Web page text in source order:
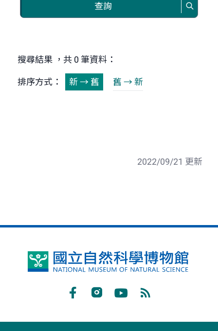
查詢
搜尋結果 ，共 0 筆資料：
排序方式： 新 → 舊 舊 → 新
2022/09/21 更新
國